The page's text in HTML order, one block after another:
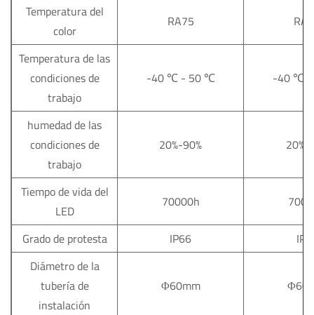
Temperatura del
color
RA75
Temperatura de las
condiciones de
trabajo
-40℃- 50℃ -40℃
humedad de las
condiciones de
trabajo
20%-90% 20%-
Tiempo de vida del
LED
70000h
Grado de protesta
IP66
Diámetro de la
tubería de
instalación
Φ60mm